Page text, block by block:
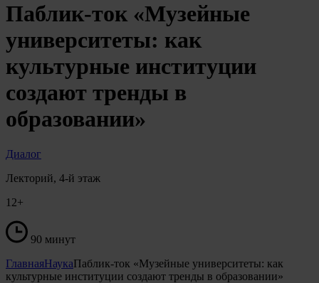
Паблик-ток «Музейные
университеты: как
культурные институции
создают тренды в
образовании»
Диалог
Лекторий, 4-й этаж
12+
90 минут
ГлавнаяНаукаПаблик-ток «Музейные университеты: как
культурные институции создают тренды в образовании»